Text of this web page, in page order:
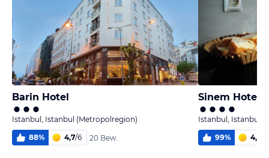
Barin Hotel
Istanbul, Istanbul (Metropolregion)
88% 4,7/6 20 Bew.
Sinem Hotel
Istanbul, Istanbul
99% 4,0